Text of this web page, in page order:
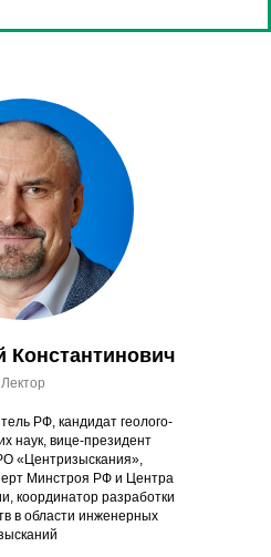
Лектор
РФ, кандидат геолого-
наук, вице-президент
«Центризыскания»,
Минстроя РФ и Центра
координатор разработки
в области инженерных